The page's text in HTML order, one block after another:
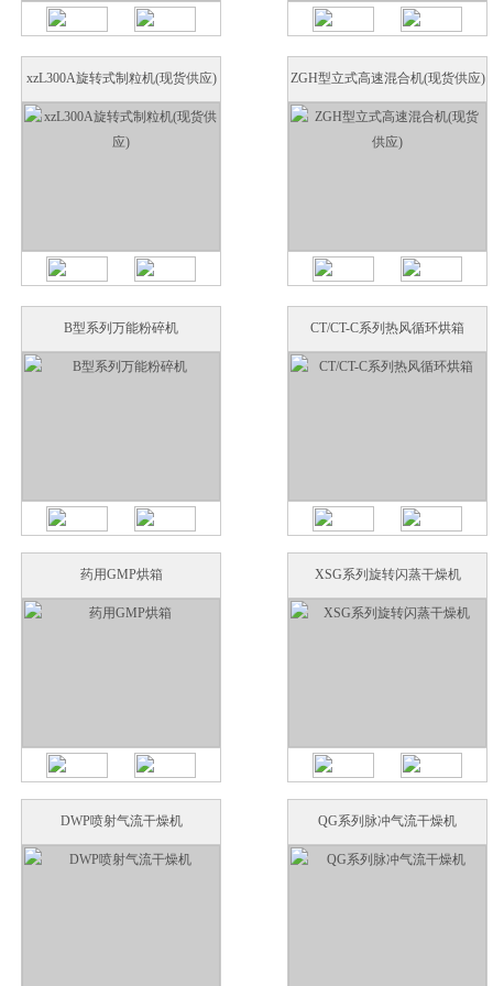
xzL300A旋转式制粒机(现货供应) ZGH型立式高速混合机(现货供应)
B型系列万能粉碎机 CT/CT-C系列热风循环烘箱
药用GMP烘箱 XSG系列旋转闪蒸干燥机
DWP喷射气流干燥机 QG系列脉冲气流干燥机